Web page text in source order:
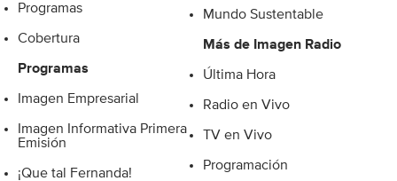
Programas
Cobertura
Programas
Imagen Empresarial
Imagen Informativa Primera
Emisión
¡Que tal Fernanda!
Mundo Sustentable
Más de Imagen Radio
Última Hora
Radio en Vivo
TV en Vivo
Programación